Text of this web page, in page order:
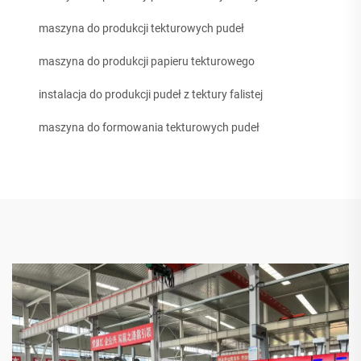
maszyna do produkcji tekturowych pudeł
maszyna do produkcji papieru tekturowego
instalacja do produkcji pudeł z tektury falistej
maszyna do formowania tekturowych pudeł